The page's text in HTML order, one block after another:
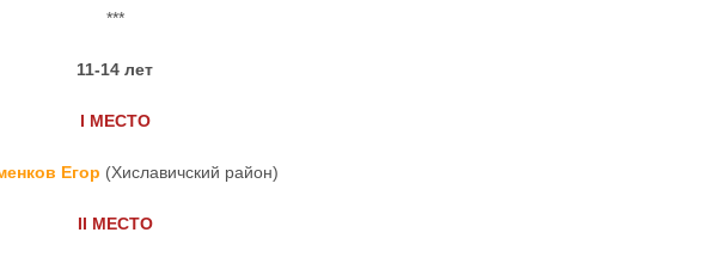
***
11-14 лет
I МЕСТО
Егор (Хиславичский район)
II МЕСТО